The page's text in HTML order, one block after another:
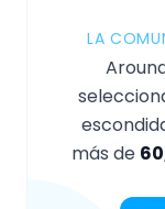
LA
más de